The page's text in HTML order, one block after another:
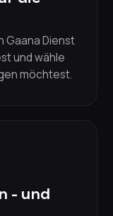
Gaana Dienst
und wähle
möchtest.
- und